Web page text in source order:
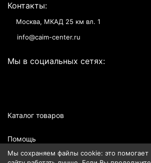
Контакты:
Москва, МКАД 25 км вл. 1
info@caim-center.ru
Мы в социальных сетях:
Каталог товаров
Помощь
Мы сохраняем файлы cookie: это помогает